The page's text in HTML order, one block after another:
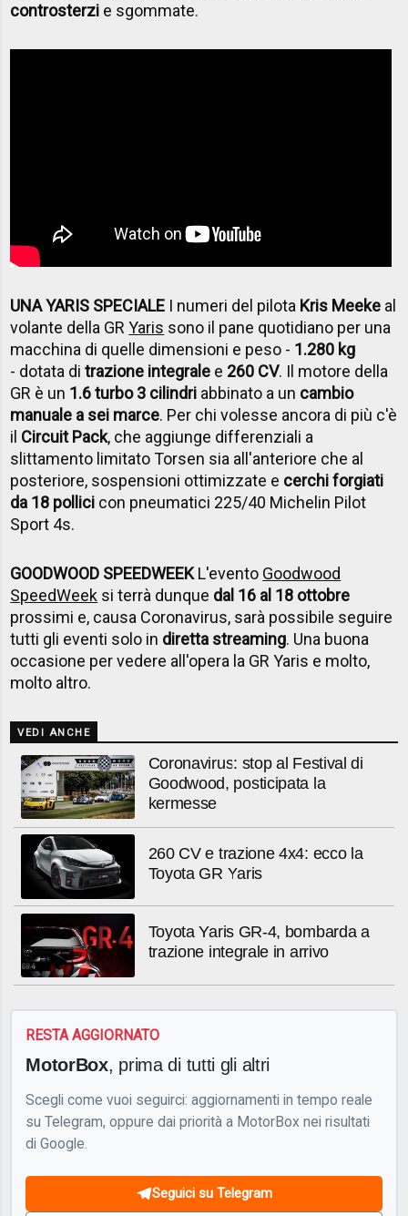
controsterzi e sgommate.
UNA YARIS SPECIALE I numeri del pilota Kris Meeke al
volante della GRYaris sono il pane quotidiano per una
macchina di quelle dimensioni e peso - 1.280 kg
- dotata ditrazione integrale e 260 CV. Il motore della
GR è un 1.6 turbo 3 cilindri abbinato a un cambio
manuale a sei marce. Per chi volesse ancora di più c'è
il Circuit Pack, che aggiunge differenziali a
slittamento limitato Torsen sia all'anteriore che al
posteriore, sospensioni ottimizzate e cerchi forgiati
da 18 pollici con pneumatici 225/40 Michelin Pilot
Sport 4s.
GOODWOOD SPEEDWEEKL'evento Goodwood
SpeedWeek si terrà dunque dal 16 al 18 ottobre
prossimi e, causa Coronavirus, sarà possibile seguire
tutti gli eventi solo in diretta streaming. Una buona
occasione per vedere all'opera la GR Yaris e molto,
molto altro.
VEDI ANCHE
Coronavirus: stop al Festival di
Goodwood, posticipata la
kermesse
260 CV e trazione 4x4: ecco la
Toyota GR Yaris
Toyota Yaris GR-4, bombarda a
trazione integrale in arrivo
RESTA AGGIORNATO
MotorBox, prima di tutti gli altri
Scegli come vuoi seguirci: aggiornamenti in tempo reale
su Telegram, oppure dai priorità a MotorBox nei risultati
di Google.
Seguici su Telegram